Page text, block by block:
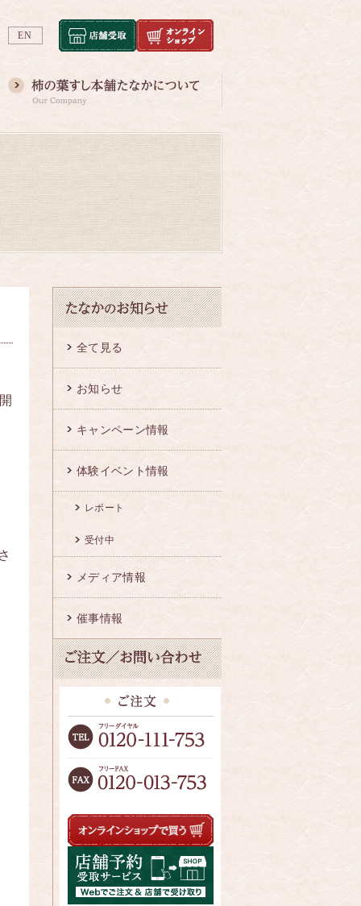
EN
全て見る
お知らせ
キャンペーン情報
体験イベント情報
レポート
受付中
メディア情報
催事情報